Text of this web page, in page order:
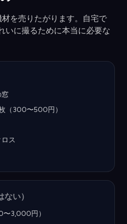
を売りたがります。自宅で
いに撮るために本当に必要な
窓
（300〜500円）
ス
い）
〜3,000円）